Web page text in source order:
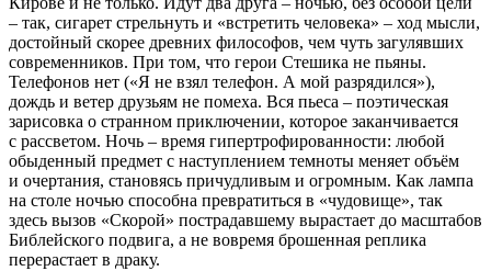
– так, сигарет стрельнуть и «встретить человека» – ход мысли,
достойный скорее древних философов, чем чуть загулявших
современников. При том, что герои Стешика не пьяны.
Телефонов нет («Я не взял телефон. А мой разрядился»),
дождь и ветер друзьям не помеха. Вся пьеса – поэтическая
зарисовка о странном приключении, которое заканчивается
с рассветом. Ночь – время гипертрофированности: любой
обыденный предмет с наступлением темноты меняет объём
и очертания, становясь причудливым и огромным. Как лампа
на столе ночью способна превратиться в «чудовище», так
здесь вызов «Скорой» пострадавшему вырастает до масштабов
Библейского подвига, а не вовремя брошенная реплика
перерастает в драку.